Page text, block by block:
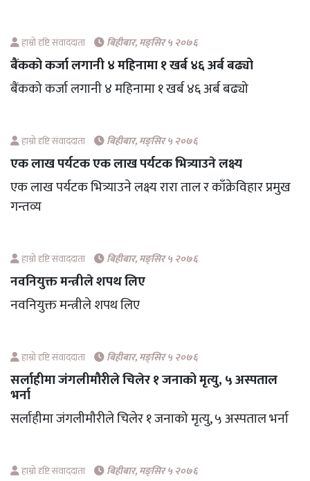
हाम्रो दृष्टि संवाददाता बिहीबार, मङ्सिर ५ २०७६
बैंकको कर्जा लगानी ४ महिनामा १ खर्ब ४६ अर्ब बढ्यो
बैंकको कर्जा लगानी ४ महिनामा १ खर्ब ४६ अर्ब बढ्यो
हाम्रो दृष्टि संवाददाता बिहीबार, मङ्सिर ५ २०७६
एक लाख पर्यटक एक लाख पर्यटक भित्र्याउने लक्ष्य
एक लाख पर्यटक भित्र्याउने लक्ष्य रारा ताल र काँक्रेविहार प्रमुख
गन्तव्य
हाम्रो दृष्टि संवाददाता बिहीबार, मङ्सिर ५ २०७६
नवनियुक्त मन्त्रीले शपथ लिए
नवनियुक्त मन्त्रीले शपथ लिए
हाम्रो दृष्टि संवाददाता बिहीबार, मङ्सिर ५ २०७६
सर्लाहीमा जंगलीमौरीले चिलेर १ जनाको मृत्यु, ५ अस्पताल
भर्ना
सर्लाहीमा जंगलीमौरीले चिलेर १ जनाको मृत्यु, ५ अस्पताल भर्ना
हाम्रो दृष्टि संवाददाता बिहीबार, मङ्सिर ५ २०७६